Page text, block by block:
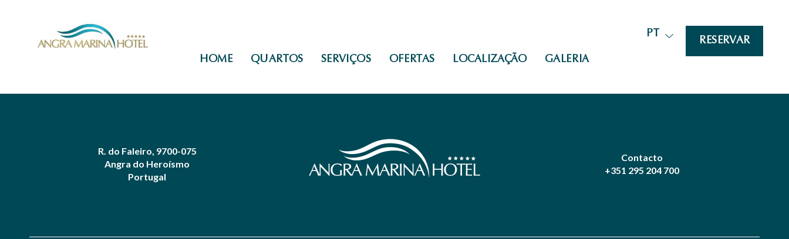
HOME QUARTOS SERVIÇOS OFERTAS LOCALIZAÇÃO GALERIA
PT
RESERVAR
R. do Faleiro, 9700-075
Angra do Heroísmo
Portugal
Contacto
+351 295 204 700